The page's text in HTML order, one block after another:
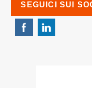
SEGUICI SUI